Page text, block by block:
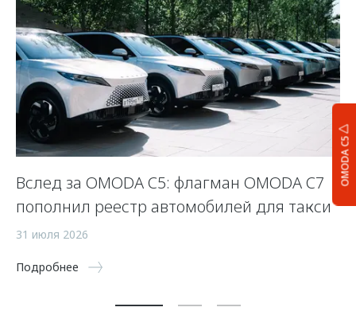
OMODA C5
Вслед за OMODA C5: флагман OMODA C7
пополнил реестр автомобилей для такси
31 июля 2026
Подробнее
10